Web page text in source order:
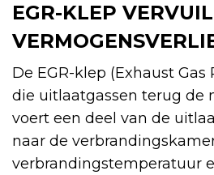
EGR-KLEP
De EGR-klep (Exhaust
die uitlaatgassen terug de
voert een deel van de
naar de
verbrandingstemperatuur